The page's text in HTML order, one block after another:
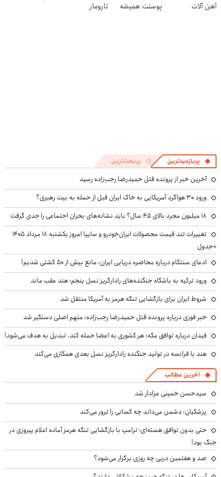
آهن آلات
پوستت همیشه
تارومار
پربازدیدترین پربحث‌ترین
آخرین خبر از پرونده قتل حمیدرضا رجب‌زاده رسید
ورود ۳۰ هواگرد آمریکایی به خاک ایران قبل از حمله به بیت رهبری؟
۱۸ میلیون مجرد بالای ۴۵ سال؟ باید نشانه‌های بحران اجتماعی را جدی گرفت
تغییرات تند قیمت محصولات ایران‌خودرو و سایپا امروز یکشنبه ۱۸ مرداد ۱۴۰۵
+جدول
ادعای سنتکام درباره محاصره دریایی ایران: مانع بیش از ۵۰ کشتی شدیم!
ورود ترکیه به باشگاه جنگنده‌های رادارگریز نسل پنجم؛ هند عقب ماند
شروط ایران برای بازگشایی تنگه هرمز به آمریکا منتقل شد
خبر فوری درباره پرونده قتل حمیدرضا رجب‌زاده: متهم اصلی دستگیر شد
فیدان درباره توافق مکه: هر کشوری به اعضا حمله کند، تبدیل به هدف می‌شود!
هند با فرانسه در تولید جنگنده رادارگریز نسل بعدی همکاری می‌کند
آخرین مطالب
سیدحسن خمینی عزادار شد
پزشکیان: دشمن می‌داند چه کسانی را ترور می‌کند
حتی بدون توافق هسته‌ای؛ ترامپ با بازگشایی تنگه هرمز آماده اعلام پیروزی در
جنگ بود!
صد و هفتمین دربی چه روزی برگزار می‌شود؟